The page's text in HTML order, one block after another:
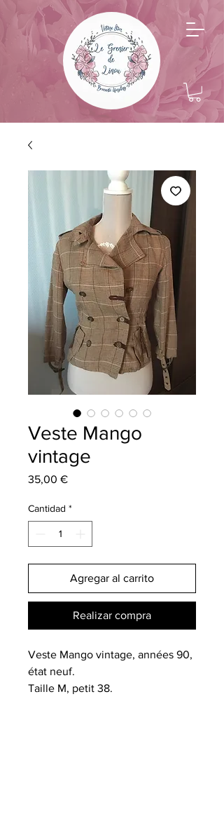
Veste Mango
vintage
35,00 €Precio
Cantidad *
Agregar al carrito
Realizar compra
Veste Mango vintage, années 90,
état neuf.
Taille M, petit 38.